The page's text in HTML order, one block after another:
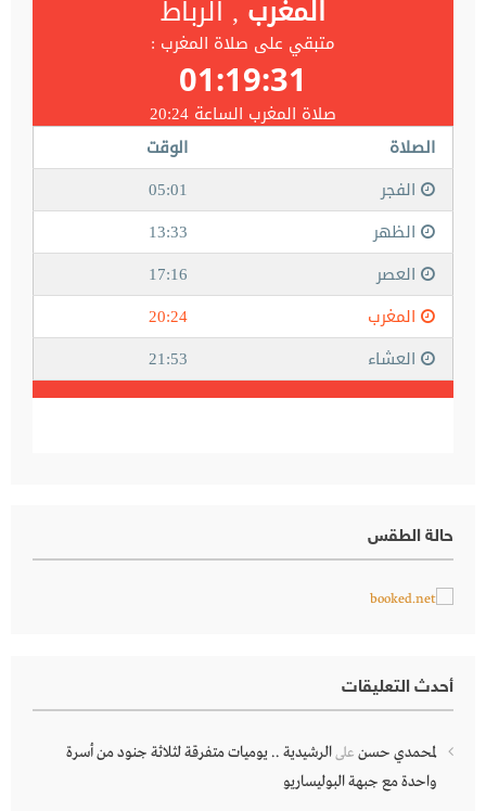
حالة الطقس
أحدث التعليقات
لمحمدي حسن علىالرشيدية .. يوميات متفرقة لثلاثة جنود من أسرة
واحدة مع جبهة البوليساريو